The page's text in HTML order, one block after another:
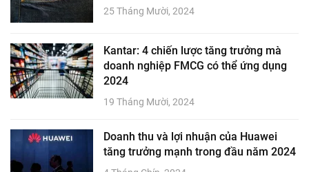
25 Tháng Mười, 2024
Kantar: 4 chiến lược tăng trưởng mà
doanh nghiệp FMCG có thể ứng dụng
2024
19 Tháng Mười, 2024
Doanh thu và lợi nhuận của Huawei
tăng trưởng mạnh trong đầu năm 2024